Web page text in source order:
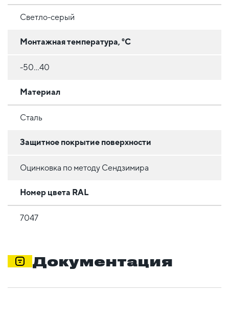
Светло-серый
Монтажная температура, °C
-50...40
Материал
Сталь
Защитное покрытие поверхности
Оцинковка по методу Сендзимира
Номер цвета RAL
7047
Документация